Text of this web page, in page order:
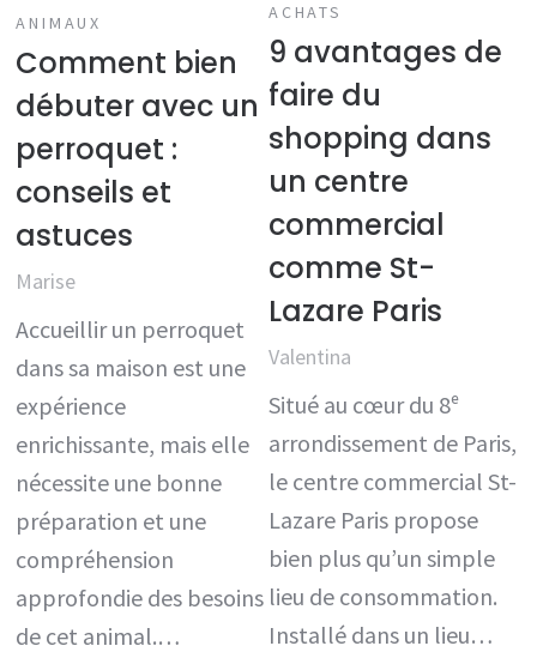
ANIMAUX
Comment bien
débuter avec un
perroquet :
conseils et
astuces
Marise
Accueillir un perroquet
dans sa maison est une
expérience
enrichissante, mais elle
nécessite une bonne
préparation et une
compréhension
approfondie des besoins
de cet animal.…
ACHATS
9 avantages de
faire du
shopping dans
un centre
commercial
comme St-
Lazare Paris
Valentina
Situé au cœur du 8ᵉ
arrondissement de Paris,
le centre commercial St-
Lazare Paris propose
bien plus qu’un simple
lieu de consommation.
Installé dans un lieu…